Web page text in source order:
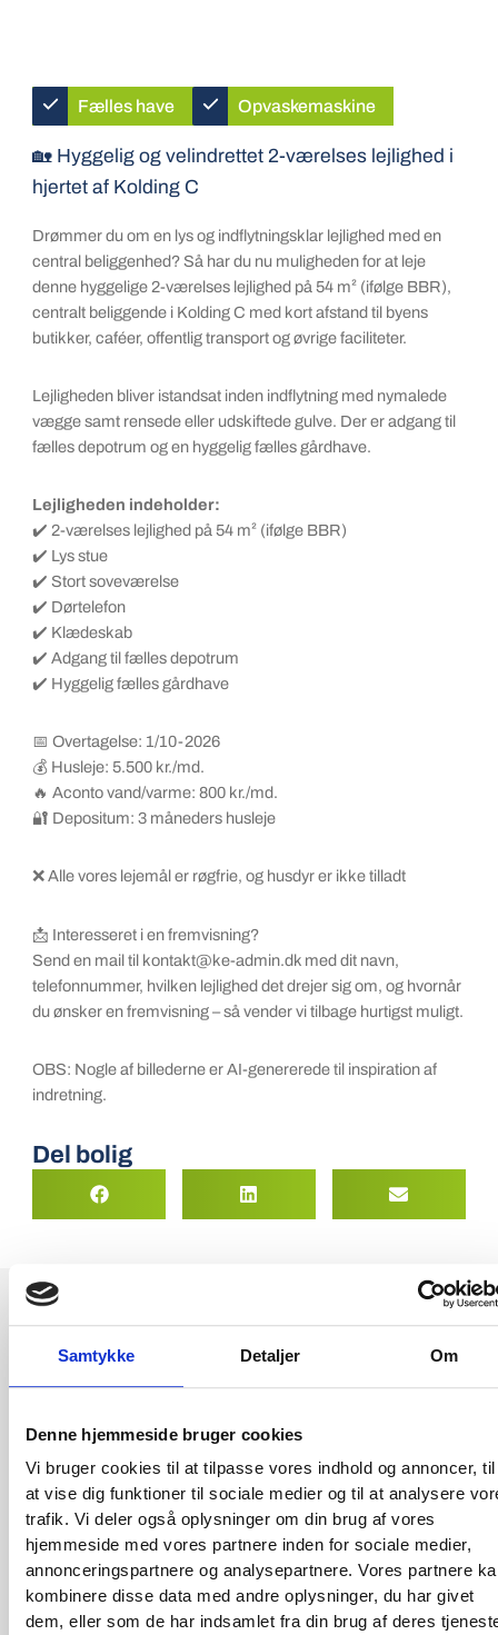
Samtykke Detaljer Om
Denne hjemmeside bruger cookies
Vi bruger cookies til at tilpasse vores indhold og annoncer, til
at vise dig funktioner til sociale medier og til at analysere
trafik. Vi deler også oplysninger om din brug af vores
hjemmeside med vores partnere inden for sociale medier,
annonceringspartnere og analysepartnere. Vores partnere
kombinere disse data med andre oplysninger, du har givet
dem, eller som de har indsamlet fra din brug af deres
Fælles have Opvaskemaskine
🏡 Hyggelig og velindrettet 2-værelses lejlighed i
hjertet af Kolding C
Drømmer du om en lys og indflytningsklar lejlighed med en
central beliggenhed? Så har du nu muligheden for at leje
denne hyggelige 2-værelses lejlighed på 54 m² (ifølge BBR),
centralt beliggende i Kolding C med kort afstand til byens
butikker, caféer, offentlig transport og øvrige faciliteter.
Lejligheden bliver istandsat inden indflytning med nymalede
vægge samt rensede eller udskiftede gulve. Der er adgang til
fælles depotrum og en hyggelig fælles gårdhave.
Lejligheden indeholder:
✔️ 2-værelses lejlighed på 54 m² (ifølge BBR)
✔️ Lys stue
✔️ Stort soveværelse
✔️ Dørtelefon
✔️ Klædeskab
✔️ Adgang til fælles depotrum
✔️ Hyggelig fælles gårdhave
📅 Overtagelse: 1/10-2026
💰 Husleje: 5.500 kr./md.
🔥 Aconto vand/varme: 800 kr./md.
🔐 Depositum: 3 måneders husleje
❌ Alle vores lejemål er røgfrie, og husdyr er ikke tilladt
📩 Interesseret i en fremvisning?
Send en mail til kontakt@ke-admin.dk med dit navn,
telefonnummer, hvilken lejlighed det drejer sig om, og hvornår
du ønsker en fremvisning – så vender vi tilbage hurtigst muligt.
OBS: Nogle af billederne er AI-genererede til inspiration af
indretning.
Del bolig
Månedlig aconto
vand- og varmeforbrug
800 kr.
Husleje i alt pr. måned 6.300 kr.
Depositum - 3 mdr.
Forudbetalt husleje